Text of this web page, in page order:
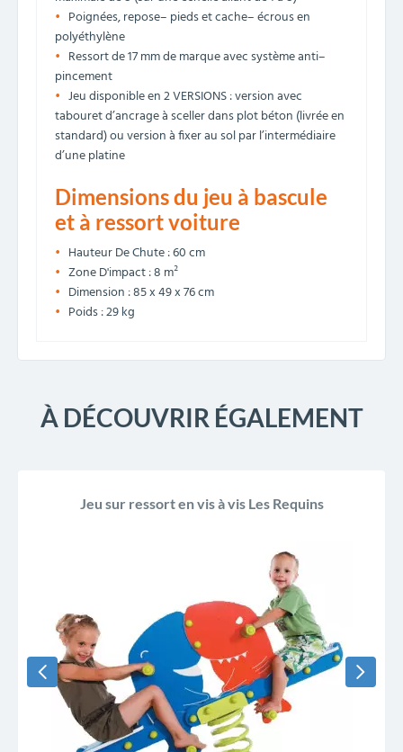
Poignées, repose– pieds et cache– écrous en
polyéthylène
Ressort de 17 mm de marque avec système anti–
pincement
Jeu disponible en 2 VERSIONS : version avec
tabouret d’ancrage à sceller dans plot béton (livrée en
standard) ou version à fixer au sol par l’intermédiaire
d’une platine
Dimensions du jeu à bascule
et à ressort voiture
Hauteur De Chute : 60 cm
Zone D'impact : 8 m²
Dimension : 85 x 49 x 76 cm
Poids : 29 kg
À DÉCOUVRIR ÉGALEMENT
Jeu sur ressort en vis à vis Les Requins